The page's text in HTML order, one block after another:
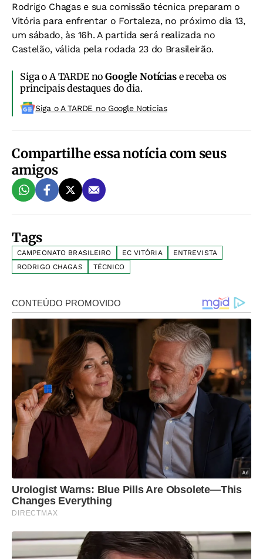
Rodrigo Chagas e sua comissão técnica preparam o
Vitória para enfrentar o Fortaleza, no próximo dia 13,
um sábado, às 16h. A partida será realizada no
Castelão, válida pela rodada 23 do Brasileirão.
Siga o A TARDE noGoogle Notíciase receba os
principais destaques do dia.
Siga o A TARDE no Google Noticias
Compartilhe essa notícia com seus
amigos
Tags
CAMPEONATO BRASILEIRO EC VITÓRIA
ENTREVISTA
RODRIGO CHAGAS
TÉCNICO